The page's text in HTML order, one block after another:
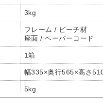
3kg
フレーム / ビーチ材
座面 / ペーパーコード
1箱
幅335×奥行565×高さ
5kg